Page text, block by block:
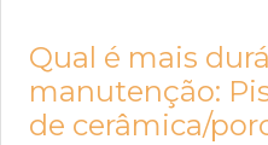
Qual é mais
manutenção:
de cerâmica/